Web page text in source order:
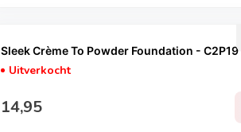
Sleek Crème To Powder Foundation - C2P19
Uitverkocht
Normale prijs
14,95